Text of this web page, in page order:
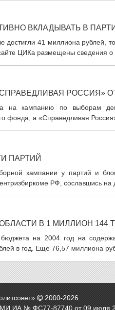
ВКЛАДЫВАТЬ В
достигли 41 миллиона рублей,
ЦИКа размещены сведения о
РОССИЯ»
на кампанию по выборам
фонда, а «Справедливая
ПАРТИЙ
кампании у партий и
РФ, сославшись
В 1 МИЛЛИОН 144
на 2004 год на
в год. Еще 76,57 миллиона
2000-2026
ИА № ФС77-87740 от 09 июля